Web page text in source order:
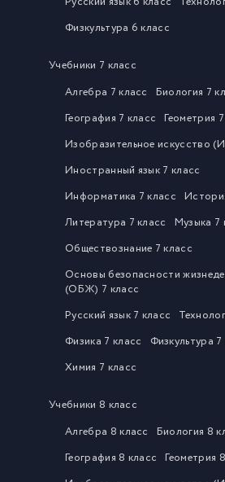
Физкультура 6 класс
Учебники 7 класс
Алгебра 7 класс
Биология 7
География 7 класс
Геометрия
Изобразительное искусство
Иностранный язык 7 класс
Информатика 7 класс
Литература 7 класс
Музыка
Обществознание 7 класс
Основы безопасности жизнедеятельности
(ОБЖ) 7 класс
Русский язык 7 класс
Физика 7 класс
Физкультура
Химия 7 класс
Учебники 8 класс
Алгебра 8 класс
Биология 8
География 8 класс
Геометрия